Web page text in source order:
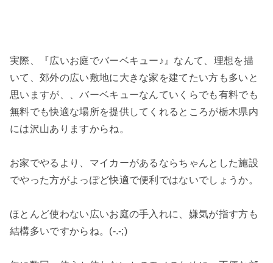
実際、『広いお庭でバーベキュー♪』なんて、理想を描
いて、郊外の広い敷地に大きな家を建てたい方も多いと
思いますが、、バーベキューなんていくらでも有料でも
無料でも快適な場所を提供してくれるところが栃木県内
には沢山ありますからね。
お家でやるより、マイカーがあるならちゃんとした施設
でやった方がよっぽど快適で便利ではないでしょうか。
ほとんど使わない広いお庭の手入れに、嫌気が指す方も
結構多いですからね。(-.-;)